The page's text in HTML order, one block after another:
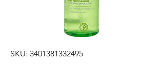
SKU: 3401381332495